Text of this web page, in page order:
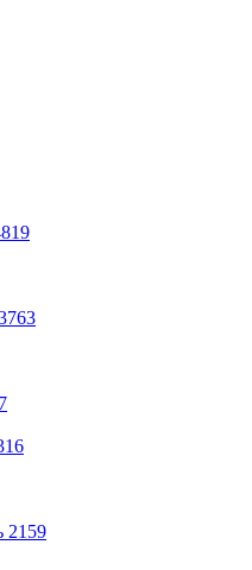
2159